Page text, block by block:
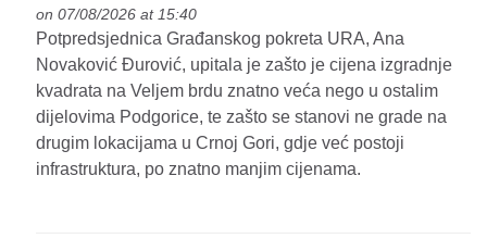
on 07/08/2026 at 15:40
Potpredsjednica Građanskog pokreta URA, Ana
Novaković Đurović, upitala je zašto je cijena izgradnje
kvadrata na Veljem brdu znatno veća nego u ostalim
dijelovima Podgorice, te zašto se stanovi ne grade na
drugim lokacijama u Crnoj Gori, gdje već postoji
infrastruktura, po znatno manjim cijenama.